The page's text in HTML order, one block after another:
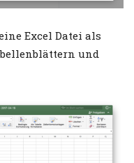
Excel Datei als
und